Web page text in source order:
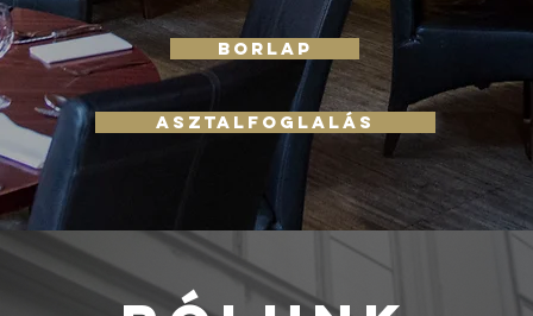
BORLAP
ASZTALFOGLALÁS